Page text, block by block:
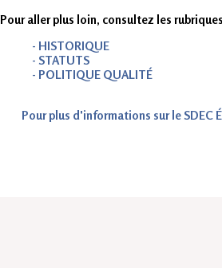
Pour aller plus loin, consultez les
- HISTORIQUE
- STATUTS
- POLITIQUE QUALITÉ
Pour plus d'informations sur le SDEC